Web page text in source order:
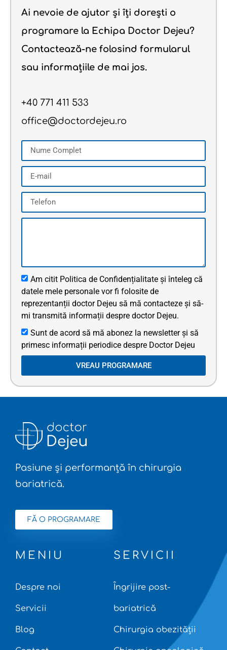
Ai nevoie de ajutor și îți dorești o
programare la Echipa Doctor Dejeu?
Contactează-ne folosind formularul
sau informațiile de mai jos.
+40 771 411 533
office@doctordejeu.ro
Am citit Politica de Confidențialitate și înteleg că
datele mele personale vor fi folosite de
reprezentanții doctor Dejeu să mă contacteze și să-
mi transmită informații despre doctor Dejeu.
Sunt de acord să mă abonez la newsletter și să
primesc informații periodice despre Doctor Dejeu
VREAU PROGRAMARE
Pasiune și performanță în chirurgia
bariatrică.
FĂ O PROGRAMARE
MENIU
Despre noi
Servicii
Blog
SERVICII
Îngrijire post-
bariatrică
Chirurgia obezității